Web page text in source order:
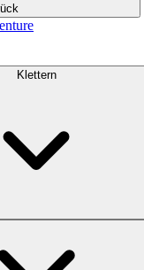
Klettern